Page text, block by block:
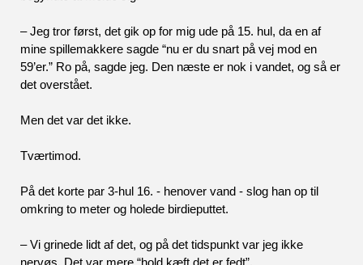
– Jeg tror først, det gik op for mig ude på 15. hul, da en af
mine spillemakkere sagde “nu er du snart på vej mod en
59’er.” Ro på, sagde jeg. Den næste er nok i vandet, og så er
det overstået.
Men det var det ikke.
Tværtimod.
På det korte par 3-hul 16. - henover vand - slog han op til
omkring to meter og holede birdieputtet.
– Vi grinede lidt af det, og på det tidspunkt var jeg ikke